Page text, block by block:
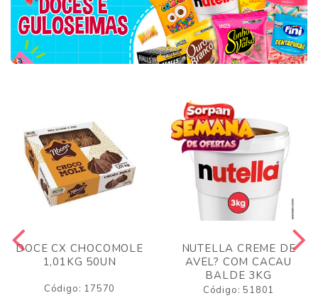
DOCE CX CHOCOMOLE
1,01KG 50UN
Código: 17570
NUTELLA CREME DE
AVEL? COM CACAU
BALDE 3KG
Código: 51801